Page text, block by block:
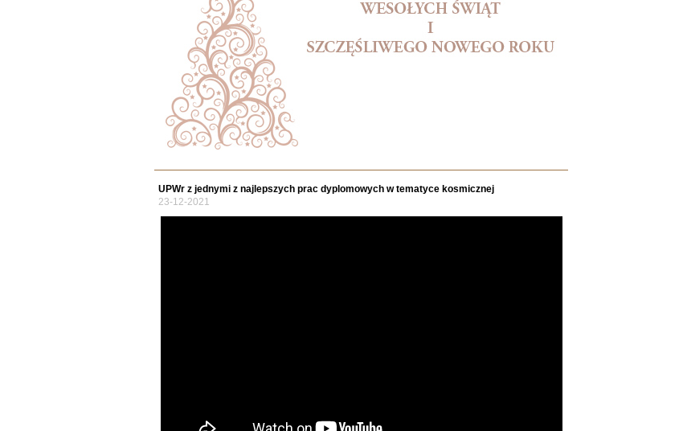
UPWr z jednymi z najlepszych prac dyplomowych w tematyce kosmicznej
23-12-2021